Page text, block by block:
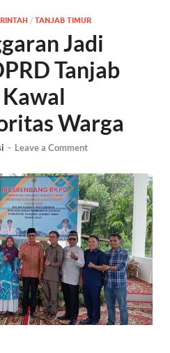
/ TANJAB TIMUR
Jadi
Tanjab
Warga
- Leave a Comment